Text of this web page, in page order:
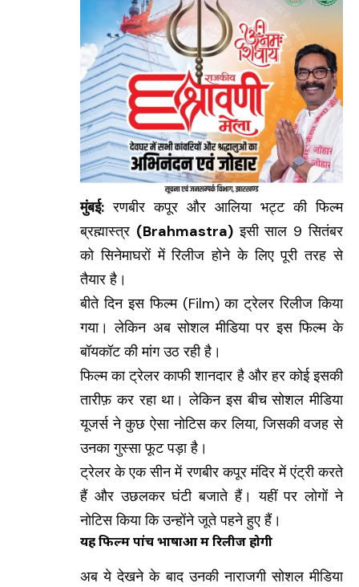
मुंबई: रणबीर कपूर और आलिया भट्ट की फिल्म
ब्रह्मास्त्र (Brahmastra)इसी साल 9 सितंबर
को सिनेमाघरों में रिलीज होने के लिए पूरी तरह से
तैयार है।
बीते दिन इस फिल्म (Film)का ट्रेलर रिलीज किया
गया। लेकिन अब सोशल मीडिया पर इस फिल्म के
बॉयकॉट की मांग उठ रही है।
फिल्म का ट्रेलर काफी शानदार है और हर कोई इसकी
तारीफ़ कर रहा था। लेकिन इस बीच सोशल मीडिया
यूजर्स ने कुछ ऐसा नोटिस कर लिया, जिसकी वजह से
उनका गुस्सा फूट पड़ा है।
ट्रेलर के एक सीन में रणबीर कपूर मंदिर में एंट्री करते
हैं और उछलकर घंटी बजाते हैं। यहीं पर लोगों ने
नोटिस किया कि उन्होंने जूते पहने हुए हैं।
यह फिल्म पांच भाषाओं में रिलीज होगी
अब ये देखने के बाद उनकी नाराजगी सोशल मीडिया